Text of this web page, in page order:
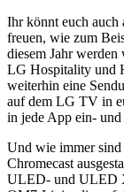
Ihr könnt euch auch
freuen, wie zum
diesem Jahr
LG Hospitality und
weiterhin eine
auf dem LG TV in
in jede App ein- und
Und wie immer
Chromecast
ULED- und ULED